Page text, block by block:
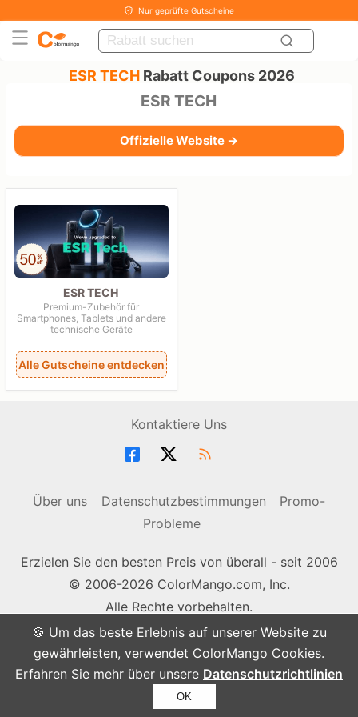
🍪 Um das beste Erlebnis auf unserer Website zu
gewährleisten, verwendet ColorMango Cookies.
Erfahren Sie mehr über unsere Datenschutzrichtlinien
OK
Nur geprüfte Gutscheine
ESR TECHRabatt Coupons 2026
ESR TECH
Offizielle Website →
ESR TECH
Premium-Zubehör für
Smartphones, Tablets und andere
technische Geräte
Alle Gutscheine entdecken
Kontaktiere Uns
Über uns Datenschutzbestimmungen
Promo-
Probleme
Erzielen Sie den besten Preis von überall - seit 2006
© 2006-2026 ColorMango.com, Inc.
Alle Rechte vorbehalten.